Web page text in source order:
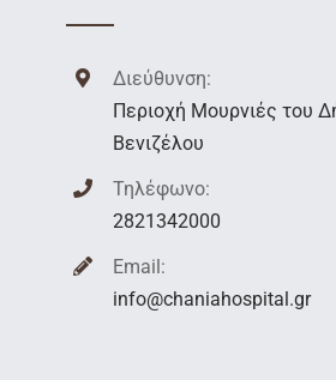
Διεύθυνση:
Περιοχή Μουρνιές του
Βενιζέλου
Τηλέφωνο:
2821342000
Email:
info@chaniahospital.gr